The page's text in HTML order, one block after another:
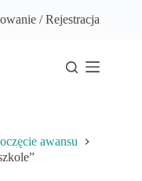
/ Rejestracja
awansu